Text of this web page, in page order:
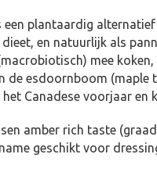
plantaardig
en natuurlijk als
mee
de esdoornboom (maple
Canadese voorjaar en
amber rich taste
geschikt voor